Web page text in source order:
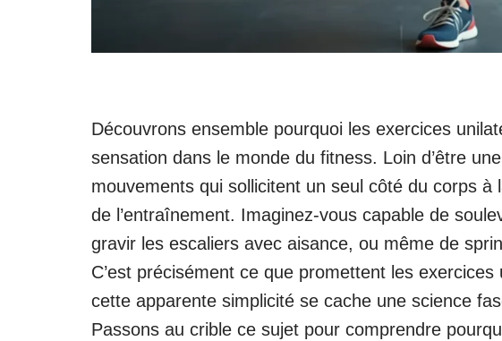
Découvrons ensemble pourquoi les exercices
sensation dans le monde du fitness. Loin d’être
mouvements qui sollicitent un seul côté du corps
de l’entraînement. Imaginez-vous capable de
gravir les escaliers avec aisance, ou même de
C’est précisément ce que promettent les
cette apparente simplicité se cache une science
Passons au crible ce sujet pour comprendre